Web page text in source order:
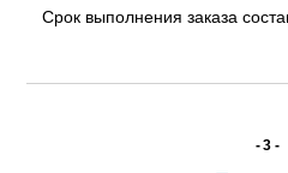
Срок выполнения заказа
-3-